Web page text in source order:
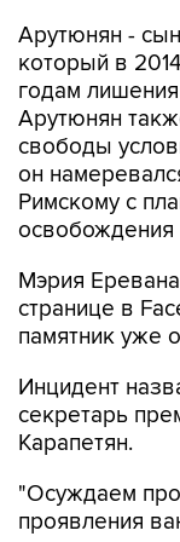
Арутюнян -
который в
годам
Арутюнян
свободы
он
Римскому с
освобождения
Мэрия
странице в
памятник уже
Инцидент
секретарь
Карапетян.
"Осуждаем
проявления